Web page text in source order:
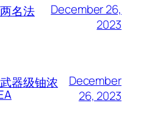
名法
December 26,
2023
器级铀浓
December
26, 2023